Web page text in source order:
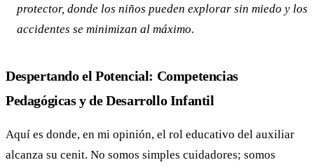
protector, donde los niños pueden explorar sin miedo y los
accidentes se minimizan al máximo.
Despertando el Potencial: Competencias
Pedagógicas y de Desarrollo Infantil
Aquí es donde, en mi opinión, el rol educativo del auxiliar
alcanza su cenit. No somos simples cuidadores; somos